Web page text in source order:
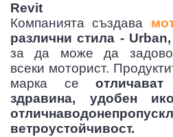
Revit
Компанията създава
различни стила -
за да може да
всеки моторист.
марка се
здравина, удобен
ветроустойчивост.